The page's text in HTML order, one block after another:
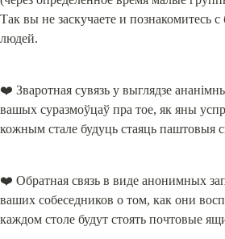
Так вы не заскучаете и познакомитесь
людей.
❤️ Зваротная сувязь у выглядзе
вашых суразмоўцаў пра тое, як яны
кожным стале будуць стаяць паштовыя
❤️ Обратная связь в виде анонимных
ваших собеседников о том, как они
каждом столе будут стоять почтовые